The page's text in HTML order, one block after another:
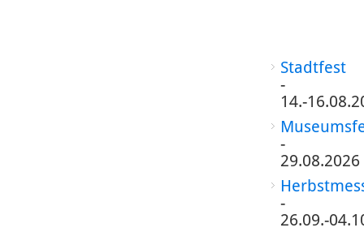
Stadtfest
-
14.-
-
29.08.2026
-
26.09.-